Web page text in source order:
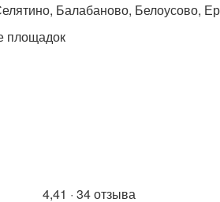
Балабаново, Белоусово,
площадок
4,41 · 34 отзыва